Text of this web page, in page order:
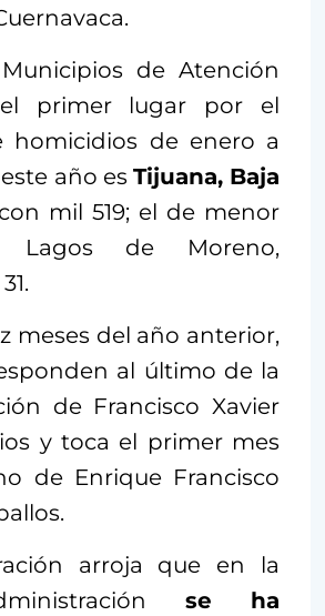
de Atención
el primer lugar por el
homicidios de enero a
año es Tijuana, Baja
mil 519; el de menor
Lagos de Moreno,
meses del año anterior,
al último de la
de Francisco Xavier
y toca el primer mes
de Enrique Francisco
arroja que en la
se ha